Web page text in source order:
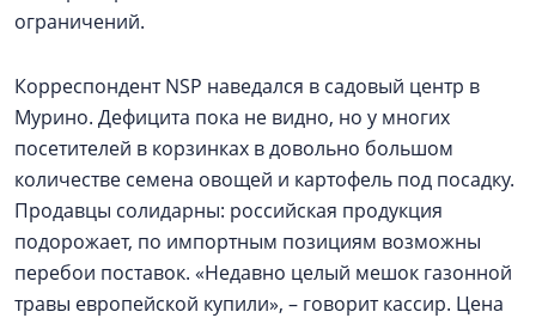
ограничений.
Корреспондент NSP наведался в садовый центр в
Мурино. Дефицита пока не видно, но у многих
посетителей в корзинках в довольно большом
количестве семена овощей и картофель под посадку.
Продавцы солидарны: российская продукция
подорожает, по импортным позициям возможны
перебои поставок. «Недавно целый мешок газонной
травы европейской купили», – говорит кассир. Цена